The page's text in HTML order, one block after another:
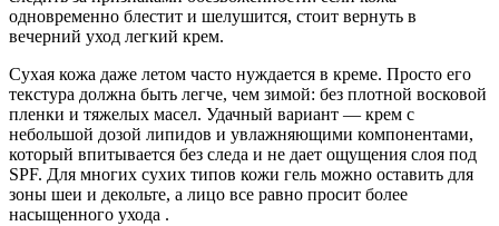
одновременно блестит и шелушится, стоит вернуть в
вечерний уход легкий крем.
Сухая кожа даже летом часто нуждается в креме. Просто его
текстура должна быть легче, чем зимой: без плотной восковой
пленки и тяжелых масел. Удачный вариант — крем с
небольшой дозой липидов и увлажняющими компонентами,
который впитывается без следа и не дает ощущения слоя под
SPF. Для многих сухих типов кожи гель можно оставить для
зоны шеи и декольте, а лицо все равно просит более
насыщенного ухода .